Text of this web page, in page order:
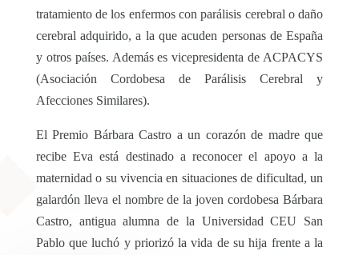
tratamiento de los enfermos con parálisis cerebral o daño
cerebral adquirido, a la que acuden personas de España
y otros países. Además es vicepresidenta de ACPACYS
(Asociación Cordobesa de Parálisis Cerebral y
Afecciones Similares).
El Premio Bárbara Castro a un corazón de madre que
recibe Eva está destinado a reconocer el apoyo a la
maternidad o su vivencia en situaciones de dificultad, un
galardón lleva el nombre de la joven cordobesa Bárbara
Castro, antigua alumna de la Universidad CEU San
Pablo que luchó y priorizó la vida de su hija frente a la